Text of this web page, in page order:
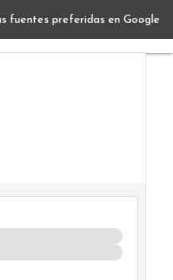
fuentes preferidas en Google
de las empresas